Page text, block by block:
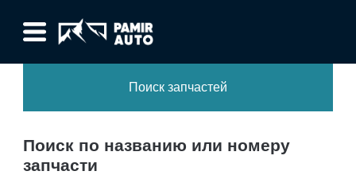
Поиск запчастей
Поиск по названию или номеру
запчасти